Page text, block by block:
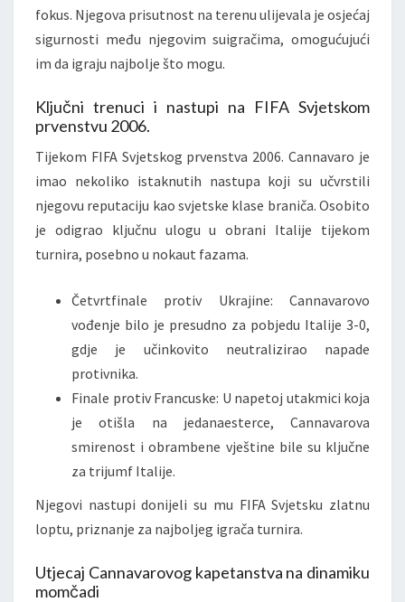
fokus. Njegova prisutnost na terenu ulijevala je osjećaj
sigurnosti među njegovim suigračima, omogućujući
im da igraju najbolje što mogu.
Ključni trenuci i nastupi na FIFA Svjetskom
prvenstvu 2006.
Tijekom FIFA Svjetskog prvenstva 2006. Cannavaro je
imao nekoliko istaknutih nastupa koji su učvrstili
njegovu reputaciju kao svjetske klase braniča. Osobito
je odigrao ključnu ulogu u obrani Italije tijekom
turnira, posebno u nokaut fazama.
Četvrtfinale protiv Ukrajine: Cannavarovo
vođenje bilo je presudno za pobjedu Italije 3-0,
gdje je učinkovito neutralizirao napade
protivnika.
Finale protiv Francuske: U napetoj utakmici koja
je otišla na jedanaesterce, Cannavarova
smirenost i obrambene vještine bile su ključne
za trijumf Italije.
Njegovi nastupi donijeli su mu FIFA Svjetsku zlatnu
loptu, priznanje za najboljeg igrača turnira.
Utjecaj Cannavarovog kapetanstva na dinamiku
momčadi